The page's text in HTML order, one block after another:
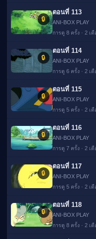
🔒
ตอนที่ 113
ANI-BOX PLAY
การดู 8 ครั้ง · 2 เ
🔒
ตอนที่ 114
ANI-BOX PLAY
การดู 6 ครั้ง · 2 เ
🔒
ตอนที่ 115
ANI-BOX PLAY
การดู 5 ครั้ง · 2 เ
🔒
ตอนที่ 116
ANI-BOX PLAY
การดู 7 ครั้ง · 2 เ
🔒
ตอนที่ 117
ANI-BOX PLAY
การดู 5 ครั้ง · 2 เ
🔒
ตอนที่ 118
ANI-BOX PLAY
การดู 8 ครั้ง · 2 เ